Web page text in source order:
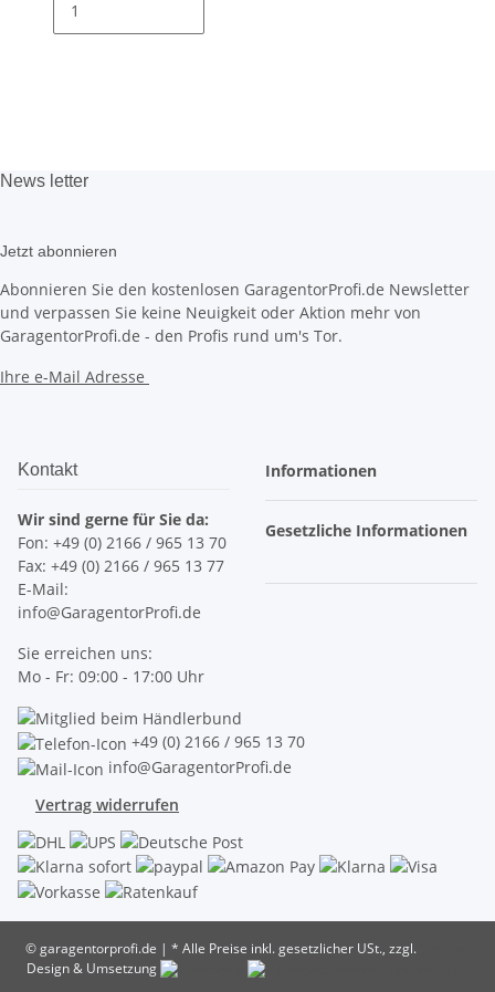
News letter
Jetzt abonnieren
Abonnieren Sie den kostenlosen GaragentorProfi.de Newsletter
und verpassen Sie keine Neuigkeit oder Aktion mehr von
GaragentorProfi.de - den Profis rund um's Tor.
Ihre e-Mail Adresse
Kontakt
Wir sind gerne für Sie da:
Fon: +49 (0) 2166 / 965 13 70
Fax: +49 (0) 2166 / 965 13 77
E-Mail:
info@GaragentorProfi.de
Sie erreichen uns:
Mo - Fr: 09:00 - 17:00 Uhr
Informationen
Gesetzliche Informationen
+49 (0) 2166 / 965 13 70
info@GaragentorProfi.de
Vertrag widerrufen
© garagentorprofi.de | * Alle Preise inkl. gesetzlicher USt., zzgl.
Design & Umsetzung